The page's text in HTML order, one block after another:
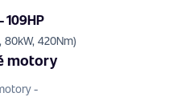
109HP
80kW, 420Nm)
motory
-